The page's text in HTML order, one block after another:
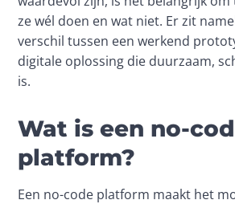
ze wél doen en wat niet. Er zit
verschil tussen een werkend
digitale oplossing die duurzaam,
is.
Wat is een no-
platform?
Een no-code platform maakt het